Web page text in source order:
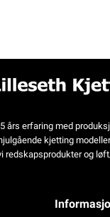
års erfaring med
kjetting
redskapsprodukter og